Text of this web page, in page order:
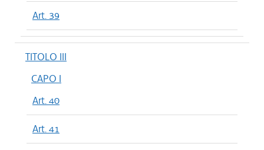
Art. 39
TITOLO III
CAPO I
Art. 40
Art. 41